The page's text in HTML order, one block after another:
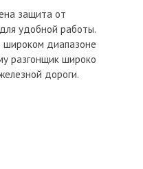
защита от
удобной работы.
широком диапазоне
разгонщик широко
дороги.